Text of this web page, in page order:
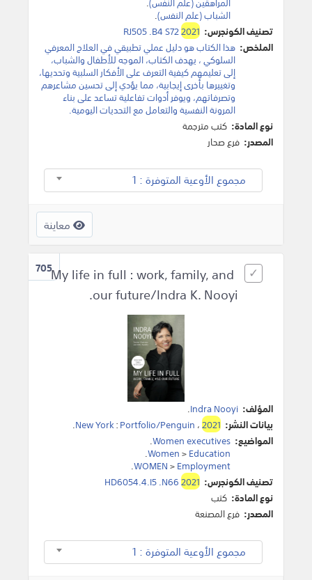
الشباب (علم النفس).
تصنيف الكونجرس:
RJ505 .B4 S722021
الملخص: هذا الكتاب هو دليل عملي تطبيقي في العلاج المعرفي
السلوكي ، يهدف الكتاب، الموجه للأطفال والشباب،
إلى تعليمهم كيفية التعرف على الأفكار السلبية وتحديها،
وتغييرها بأخرى إيجابية، مما يؤدي إلى تحسين مشاعرهم
وتصرفاتهم، ويوفر أدوات تفاعلية تساعد على بناء
المرونة النفسية والتعامل مع التحديات اليومية.
نوع المادة: كتب مترجمة
المصدر: فرع صحار
مجموع الأوعية المتوفرة : 1
معاينة
705My life in full : work, family, and
our future/Indra K. Nooyi.
المؤلف: Indra Nooyi
.
بيانات النشر:
New York:Portfolio/Penguin ،2021
.
المواضيع: Women executives
.
Women>Education
.
WOMEN>Employment
.
تصنيف الكونجرس:
HD6054.4.I5 .N662021
نوع المادة: كتب
المصدر: فرع المصنعة
مجموع الأوعية المتوفرة : 1